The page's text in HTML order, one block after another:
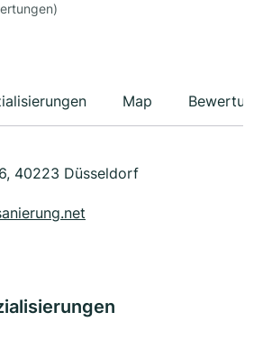
Map
40223 Düsseldorf